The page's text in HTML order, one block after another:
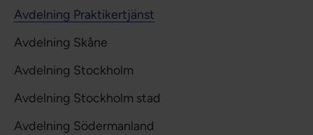
Avdelning Praktikertjänst
Avdelning Skåne
Avdelning Stockholm
Avdelning Stockholm stad
Avdelning Södermanland